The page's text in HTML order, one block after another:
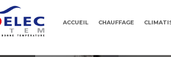
ACCUEIL CHAUFFAGE